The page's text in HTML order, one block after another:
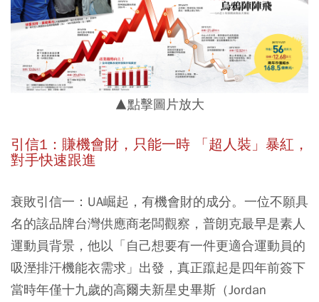
▲點擊圖片放大
引信1：賺機會財，只能一時 「超人裝」暴紅，
對手快速跟進
衰敗引信一：UA崛起，有機會財的成分。一位不願具
名的該品牌台灣供應商老闆觀察，普朗克最早是素人
運動員背景，他以「自己想要有一件更適合運動員的
吸溼排汗機能衣需求」出發，真正躥起是四年前簽下
當時年僅十九歲的高爾夫新星史畢斯（Jordan